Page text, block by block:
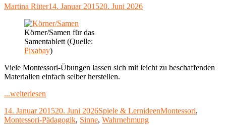
Autor
Martina RüterVeröffentlicht
14. Januar 201520. Juni 2026
Körner/Samen für das
Samentablett (Quelle:
Pixabay)
Viele Montessori-Übungen lassen sich mit leicht zu beschaffenden
Materialien einfach selber herstellen.
...weiterlesen
zuhause:
Sinnesmaterialien
Veröffentlicht
am
14. Januar 201520. Juni 2026Kategorien
Spiele & LernideenSchlagwörter
Montessori,
Montessori-Pädagogik, Sinne, Wahrnehmung